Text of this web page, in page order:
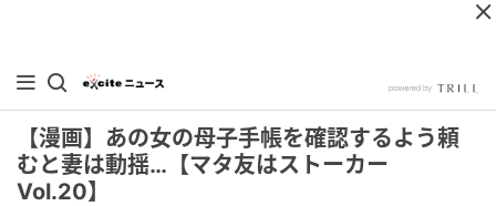
【漫画】あの女の母子手帳を確認するよう頼
むと妻は動揺…【マタ友はストーカー
Vol.20】